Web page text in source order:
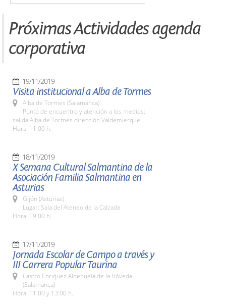
Próximas Actividades agenda
corporativa
19/11/2019
Visita institucional a Alba de Tormes
Alba de Tormes (Salamanca)
Punto de encuentro y atención a los medios:
salida Alba de Tormes dirección Valdemierque
Hora: 11:00 h.
18/11/2019
X Semana Cultural Salmantina de la
Asociación Familia Salmantina en
Asturias
Gijón (Asturias)
Lugar: Sala del Ateneo de la Calzada
Hora: 19:00 h.
17/11/2019
Jornada Escolar de Campo a través y
III Carrera Popular Taurina
Castro Enriquez Aldehuela de la Bóveda
(Salamanca)
Hora: 11:00 y 13:00 h.